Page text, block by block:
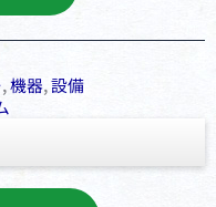
,機器,設備